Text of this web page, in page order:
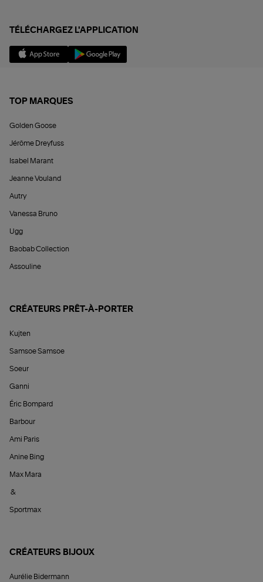
TÉLÉCHARGEZ L'APPLICATION
TOP MARQUES
Golden Goose
Jérôme Dreyfuss
Isabel Marant
Jeanne Vouland
Autry
Vanessa Bruno
Ugg
Baobab Collection
Assouline
CRÉATEURS PRÊT-À-PORTER
Kujten
Samsoe Samsoe
Soeur
Ganni
Éric Bompard
Barbour
Ami Paris
Anine Bing
Max Mara
&
Sportmax
CRÉATEURS BIJOUX
Aurélie Bidermann